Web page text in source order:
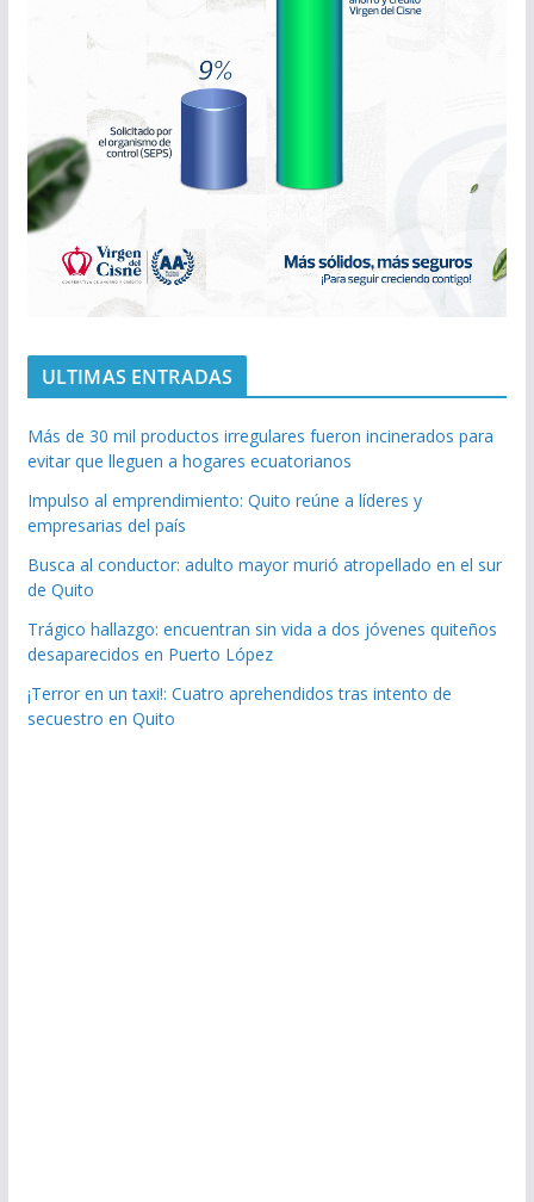
ULTIMAS ENTRADAS
Más de 30 mil productos irregulares fueron incinerados para
evitar que lleguen a hogares ecuatorianos
Impulso al emprendimiento: Quito reúne a líderes y
empresarias del país
Busca al conductor: adulto mayor murió atropellado en el sur
de Quito
Trágico hallazgo: encuentran sin vida a dos jóvenes quiteños
desaparecidos en Puerto López
¡Terror en un taxi!: Cuatro aprehendidos tras intento de
secuestro en Quito